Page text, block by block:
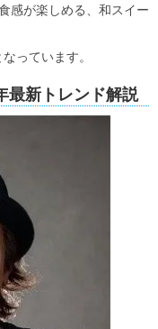
感が楽しめる、和スイー
っています。
最新トレンド解説